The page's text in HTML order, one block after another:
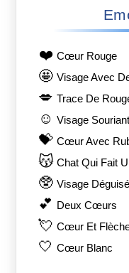
❤️ Cœur Rouge
🤩 Visage Avec
💋 Trace De
☺️ Visage Souriant
💝 Cœur Avec
😽 Chat Qui Fait
🥸 Visage Déguisé
💕 Deux Cœurs
💘 Cœur Et
🤍 Cœur Blanc